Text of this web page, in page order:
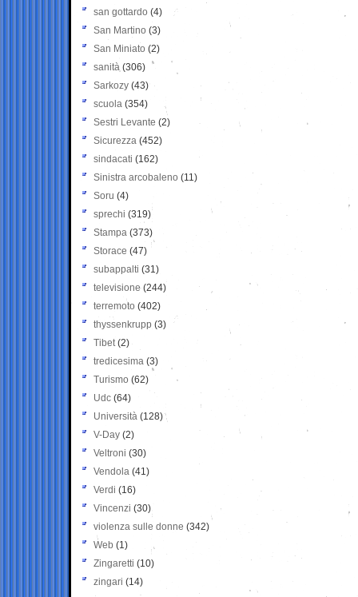
san gottardo (4)
San Martino (3)
San Miniato (2)
sanità (306)
Sarkozy (43)
scuola (354)
Sestri Levante (2)
Sicurezza (452)
sindacati (162)
Sinistra arcobaleno (11)
Soru (4)
sprechi (319)
Stampa (373)
Storace (47)
subappalti (31)
televisione(244)
terremoto (402)
thyssenkrupp (3)
Tibet(2)
tredicesima (3)
Turismo (62)
Udc (64)
Università (128)
V-Day (2)
Veltroni (30)
Vendola (41)
Verdi (16)
Vincenzi (30)
violenza sulle donne (342)
Web (1)
Zingaretti (10)
zingari (14)